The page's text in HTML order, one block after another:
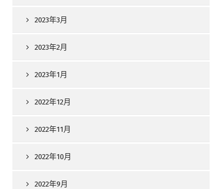
2023年3月
2023年2月
2023年1月
2022年12月
2022年11月
2022年10月
2022年9月